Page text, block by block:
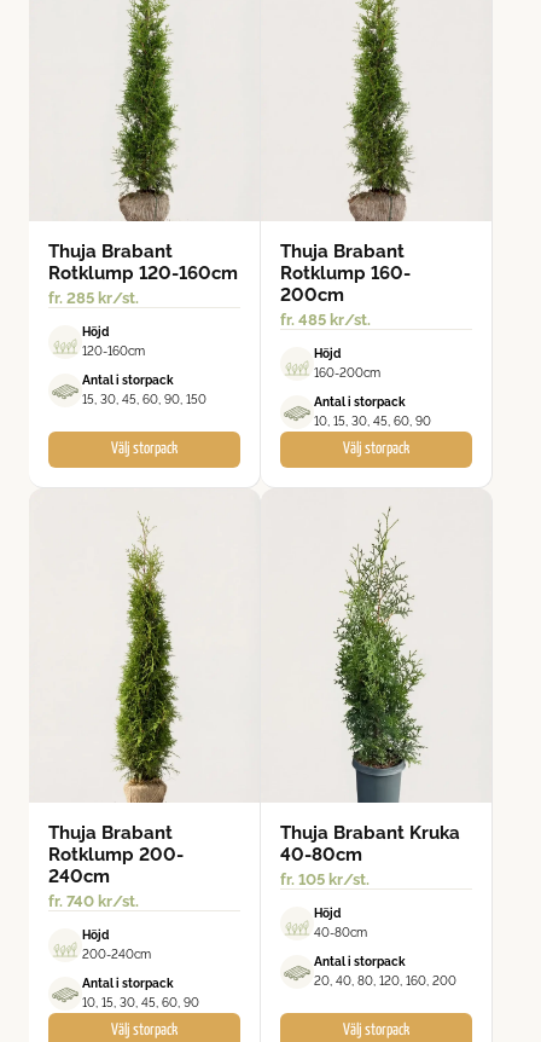
Thuja Brabant
Rotklump 120-160cm
fr. 285 kr/st.
Höjd
120-160cm
Antal i storpack
15, 30, 45, 60, 90, 150
Välj storpack
Thuja Brabant
Rotklump 160-
200cm
fr. 485 kr/st.
Höjd
160-200cm
Antal i storpack
10, 15, 30, 45, 60, 90
Välj storpack
Thuja Brabant
Rotklump 200-
240cm
fr. 740 kr/st.
Höjd
200-240cm
Antal i storpack
10, 15, 30, 45, 60, 90
Välj storpack
Thuja Brabant Kruka
40-80cm
fr. 105 kr/st.
Höjd
40-80cm
Antal i storpack
20, 40, 80, 120, 160, 200
Välj storpack